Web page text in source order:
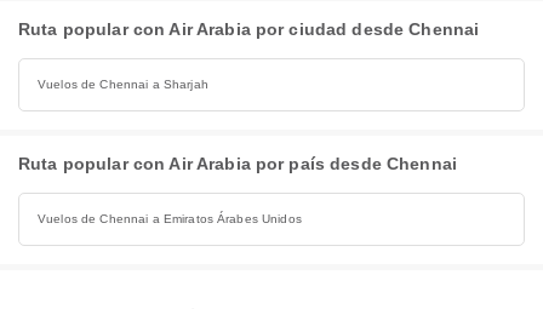
Ruta popular con Air Arabia por ciudad desde Chennai
Vuelos de Chennai a Sharjah
Ruta popular con Air Arabia por país desde Chennai
Vuelos de Chennai a Emiratos Árabes Unidos